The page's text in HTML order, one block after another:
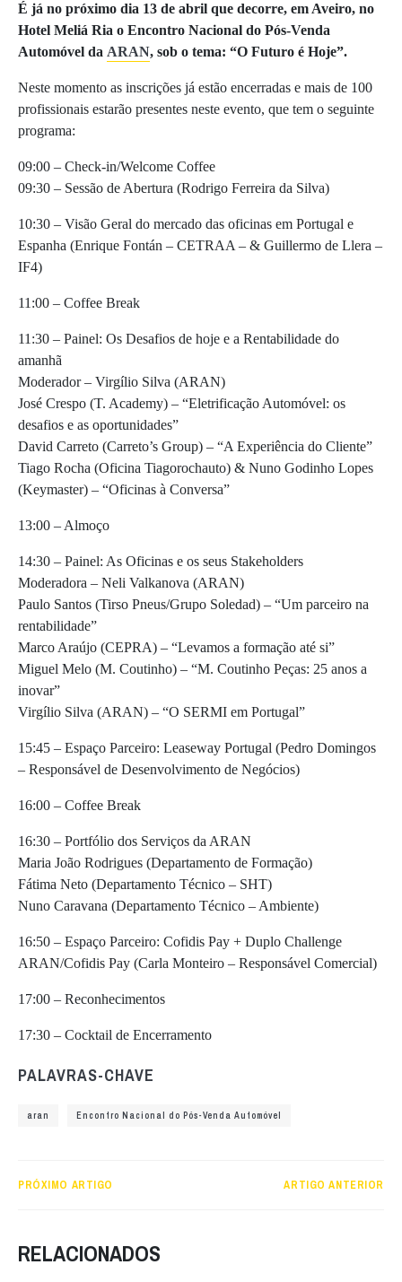
É já no próximo dia 13 de abril que decorre, em Aveiro, no
Hotel Meliá Ria o Encontro Nacional do Pós-Venda
Automóvel da ARAN, sob o tema: “O Futuro é Hoje”.
Neste momento as inscrições já estão encerradas e mais de 100
profissionais estarão presentes neste evento, que tem o seguinte
programa:
09:00 – Check-in/Welcome Coffee
09:30 – Sessão de Abertura (Rodrigo Ferreira da Silva)
10:30 – Visão Geral do mercado das oficinas em Portugal e
Espanha (Enrique Fontán – CETRAA – & Guillermo de Llera –
IF4)
11:00 – Coffee Break
11:30 – Painel: Os Desafios de hoje e a Rentabilidade do
amanhã
Moderador – Virgílio Silva (ARAN)
José Crespo (T. Academy) – “Eletrificação Automóvel: os
desafios e as oportunidades”
David Carreto (Carreto’s Group) – “A Experiência do Cliente”
Tiago Rocha (Oficina Tiagorochauto) & Nuno Godinho Lopes
(Keymaster) – “Oficinas à Conversa”
13:00 – Almoço
14:30 – Painel: As Oficinas e os seus Stakeholders
Moderadora – Neli Valkanova (ARAN)
Paulo Santos (Tirso Pneus/Grupo Soledad) – “Um parceiro na
rentabilidade”
Marco Araújo (CEPRA) – “Levamos a formação até si”
Miguel Melo (M. Coutinho) – “M. Coutinho Peças: 25 anos a
inovar”
Virgílio Silva (ARAN) – “O SERMI em Portugal”
15:45 – Espaço Parceiro: Leaseway Portugal (Pedro Domingos
– Responsável de Desenvolvimento de Negócios)
16:00 – Coffee Break
16:30 – Portfólio dos Serviços da ARAN
Maria João Rodrigues (Departamento de Formação)
Fátima Neto (Departamento Técnico – SHT)
Nuno Caravana (Departamento Técnico – Ambiente)
16:50 – Espaço Parceiro: Cofidis Pay + Duplo Challenge
ARAN/Cofidis Pay (Carla Monteiro – Responsável Comercial)
17:00 – Reconhecimentos
17:30 – Cocktail de Encerramento
PALAVRAS-CHAVE
aran Encontro Nacional do Pós-Venda Automóvel
PRÓXIMO ARTIGO ARTIGO ANTERIOR
RELACIONADOS